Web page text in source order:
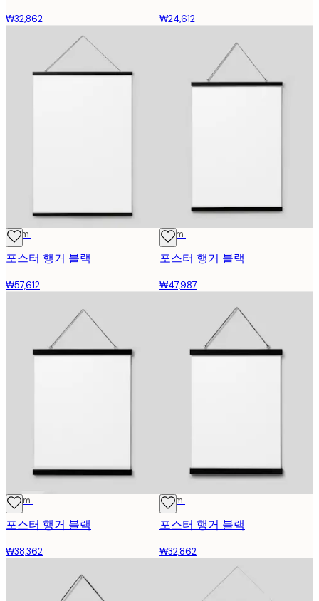
₩32,862 ₩24,612
71 cm
포스터 행거 블랙
₩57,612
51 cm
포스터 행거 블랙
₩47,987
41 cm
포스터 행거 블랙
₩38,362
31 cm
포스터 행거 블랙
₩32,862